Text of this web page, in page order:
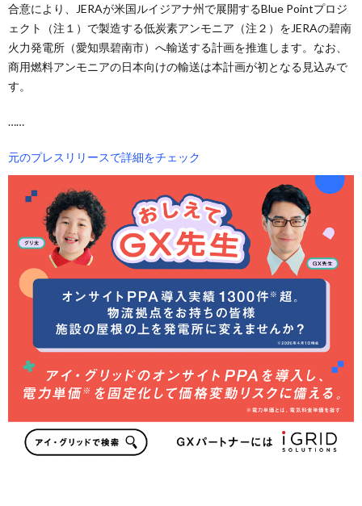
合意により、JERAが米国ルイジアナ州で展開するBlue Pointプロジ
ェクト（注１）で製造する低炭素アンモニア（注２）をJERAの碧南
火力発電所（愛知県碧南市）へ輸送する計画を推進します。なお、
商用燃料アンモニアの日本向けの輸送は本計画が初となる見込みで
す。
……
元のプレスリリースで詳細をチェック